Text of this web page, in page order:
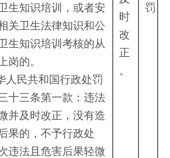
生知识培训，或者安
关卫生法律知识和公
生知识培训考核的从
岗的。
人民共和国行政处罚
十三条第一款：违法
并及时改正，没有造
果的，不予行政处
违法且危害后果轻微
时
改
正
。
罚